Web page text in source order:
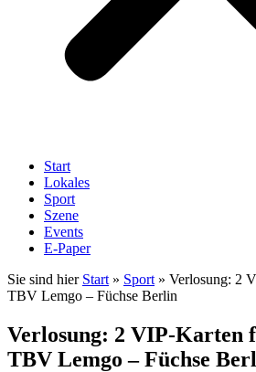
Start
Lokales
Sport
Szene
Events
E-Paper
Sie sind hier Start » Sport » Verlosung: 2
TBV Lemgo – Füchse Berlin
Verlosung: 2 VIP-Karten
TBV Lemgo – Füchse